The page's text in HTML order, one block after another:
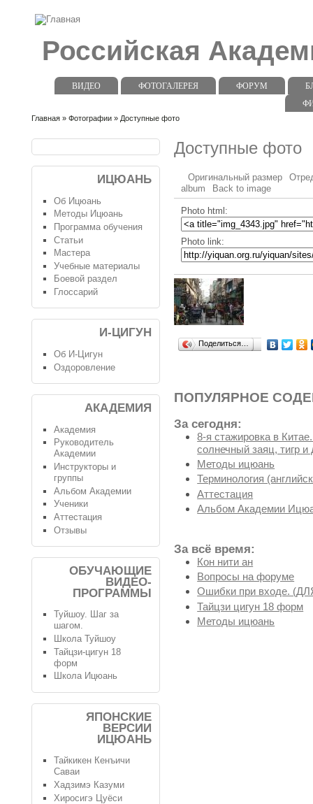
Российская
ВИДЕО ФОТОГАЛЕРЕЯ ФОРУМ
Главная » Фотографии » Доступные фото
Доступные фото
Оригинальный размер
album
Back to image
Photo html:
Photo link:
Поделиться…
ПОПУЛЯРНОЕ
За сегодня:
8-я стажировка в
солнечный заяц, тигр и
Методы ицюань
Терминология
Аттестация
Альбом Академии
За всё время:
Кон нити ан
Вопросы на форуме
Ошибки при входе.
Тайцзи цигун 18 форм
Методы ицюань
ИЦЮАНЬ
Об Ицюань
Методы Ицюань
Программа обучения
Статьи
Мастера
Учебные материалы
Боевой раздел
Глоссарий
И-ЦИГУН
Об И-Цигун
Оздоровление
АКАДЕМИЯ
Академия
Руководитель
Академии
Инструкторы и
группы
Альбом Академии
Ученики
Аттестация
Отзывы
ОБУЧАЮЩИЕ
ВИДЕО-
ПРОГРАММЫ
Туйшоу. Шаг за
шагом.
Школа Туйшоу
Тайцзи-цигун 18
форм
Школа Ицюань
ЯПОНСКИЕ
ВЕРСИИ
ИЦЮАНЬ
Тайкикен Кенъичи
Саваи
Хадзимэ Казуми
Хиросигэ Цуёси